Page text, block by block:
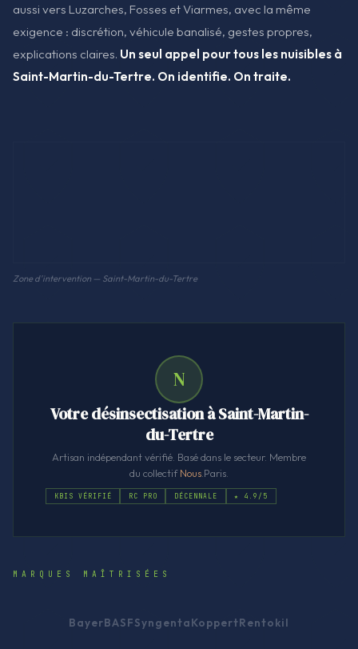
aussi vers Luzarches, Fosses et Viarmes, avec la même
exigence : discrétion, véhicule banalisé, gestes propres,
explications claires. Un seul appel pour tous les nuisibles à
Saint-Martin-du-Tertre. On identifie. On traite.
Zone d'intervention — Saint-Martin-du-Tertre
N
Votre désinsectisation à Saint-Martin-
du-Tertre
Artisan indépendant vérifié. Basé dans le secteur. Membre
du collectifNous .Paris.
KBIS VÉRIFIÉ RC PRO DÉCENNALE ★ 4.9/5
MARQUES MAÎTRISÉES
BayerBASFSyngentaKoppertRentokil